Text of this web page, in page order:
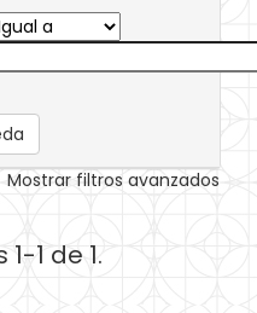
Mostrar filtros avanzados
1 de 1.